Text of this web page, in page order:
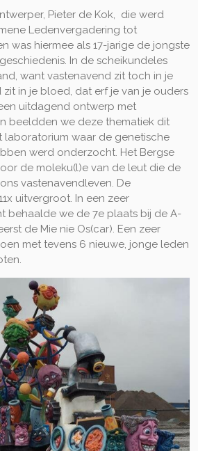
Pieter de Kok, die werd
Ledenvergadering tot
was hiermee als 17-jarige de jongste
In de scheikundeles
want vastenavend zit toch in je
zit in je bloed, dat erf je van je ouders
uitdagend ontwerp met
beeldden we deze thematiek dit
laboratorium waar de genetische
werd onderzocht. Het Bergse
de moleku(l)e van de leut die de
vastenavendleven. De
uitvergroot. In een zeer
behaalde we de 7e plaats bij de A-
de Mie nie Os(car). Een zeer
met tevens 6 nieuwe, jonge leden